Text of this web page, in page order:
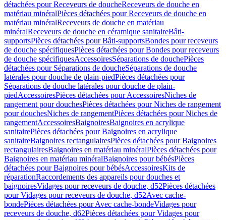
détachées pour Receveurs de doucheReceveurs de douche en
matériau minéralPièces détachées pour Receveurs de douche en
matériau minéralReceveurs de douche en matériau
minéralReceveurs de douche en céramique sanitaireBâti-
supportsPièces détachées pour Bâti-supportsBondes pour receveurs
de douche spécifiquesPièces détachées pour Bondes pour receveurs
de douche spécifiquesAccessoiresSéparations de douchePièces
détachées pour Séparations de doucheSéparations de douche
latérales pour douche de plain-piedPièces détachées pour
Séparations de douche latérales pour douche de plain-
piedAccessoiresPièces détachées pour AccessoiresNiches de
rangement pour douchesPièces détachées pour Niches de rangement
pour douchesNiches de rangementPièces détachées pour Niches de
rangementAccessoiresBaignoiresBaignoires en acrylique
sanitairePièces détachées pour Baignoires en acrylique
sanitaireBaignoires rectangulairesPièces détachées pour Baignoires
rectangulairesBaignoires en matériau minéralPièces détachées pour
Baignoires en matériau minéralBaignoires pour bébésPièces
détachées pour Baignoires pour bébésAccessoiresKits de
réparationRaccordements des appareils pour douches et
baignoiresVidages pour receveurs de douche, d52Pièces détachées
pour Vidages pour receveurs de douche, d52Avec cache-
bondePièces détachées pour Avec cache-bondeVidages pour
receveurs de douche, d62Pièces détachées pour Vidages pour